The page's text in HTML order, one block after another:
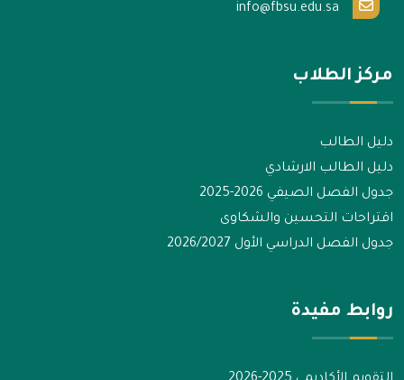
info@fbsu.edu.sa
مركز الطلاب
دليل الطالب
دليل الطالب الارشادي
جدول الفصل الصيفي 2026-2025
اقتراحات التحسين والشكاوى
جدول الفصل الدراسي الأول 2026/2027
روابط مفيدة